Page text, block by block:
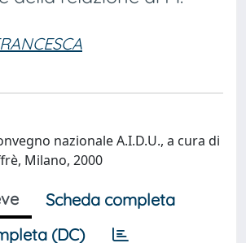
nazionale A.I.D.U., a cura di
Milano, 2000
Scheda completa
(DC)